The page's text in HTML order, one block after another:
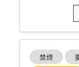
禁煙